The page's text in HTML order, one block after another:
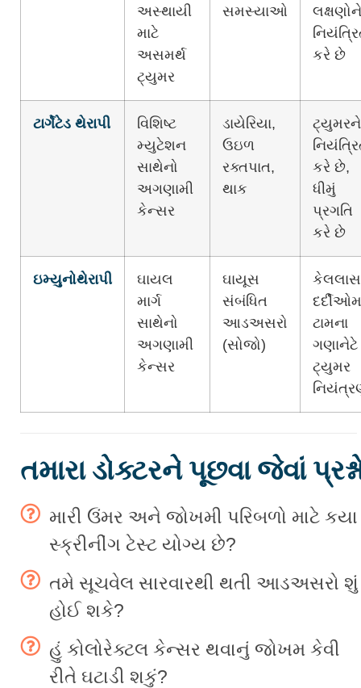
અસ્થાયી
માટે
અસમર્થ
ટ્યુમર
સમસ્યાઓ
લક્ષણોને
કરે છે
ટાર્ગેટેડ થેરાપી
વિશિષ્ટ
મ્યુટેશન
સાથેનો
અગણામી
કેન્સર
ડાયેરિયા,
ઉઇળ
રક્તપાત,
થાક
ટ્યુમરને
કરે છે,
ધીમું
પ્રગતિ
કરે છે
ઇમ્યુનોથેરાપી
ઘાયલ
માર્ગ
સાથેનો
અગણામી
કેન્સર
ઘાયૂસ
સંબંધિત
આડઅસરો
(સોજો)
કેલલાસ
ટામના
ગણાનેટે
ટ્યુમર
તમારા ડોક્ટરને પૂછવા જેવાં
મારી ઉંમર અને જોખમી પરિબળો માટે કયા
સ્ક્રીનીંગ ટેસ્ટ યોગ્ય છે?
તમે સૂચવેલ સારવારથી થતી આડઅસરો શું
હોઈ શકે?
હું કોલોરેક્ટલ કેન્સર થવાનું જોખમ કેવી
રીતે ઘટાડી શકું?